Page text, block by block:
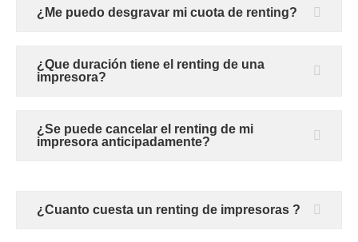
¿Me puedo desgravar mi cuota de renting?
¿Que duración tiene el renting de una
impresora?
¿Se puede cancelar el renting de mi
impresora anticipadamente?
¿Cuanto cuesta un renting de impresoras ?